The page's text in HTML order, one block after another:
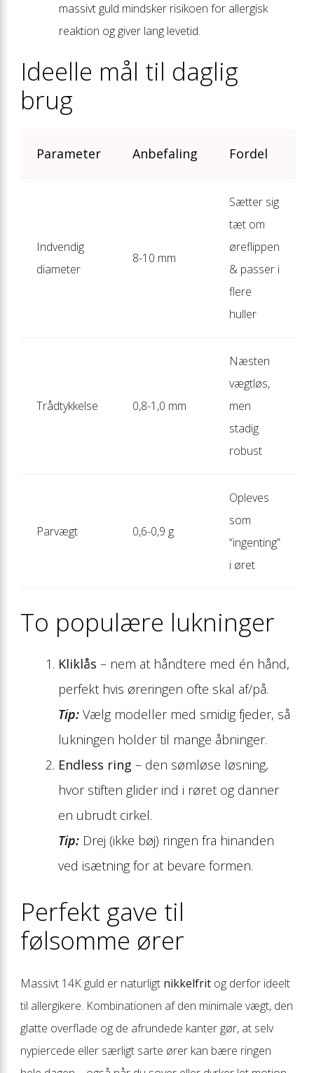
massivt guld mindsker risikoen for allergisk
reaktion og giver lang levetid.
Ideelle mål til daglig
brug
Parameter Anbefaling Fordel
Indvendig
diameter
8-10 mm
Sætter sig
tæt om
øreflippen
& passer i
flere
huller
Trådtykkelse 0,8-1,0 mm
Næsten
vægtløs,
men
stadig
robust
Parvægt 0,6-0,9 g
Opleves
som
“ingenting”
i øret
To populære lukninger
Kliklås – nem at håndtere med én hånd,
perfekt hvis øreringen ofte skal af/på.
Tip: Vælg modeller med smidig fjeder, så
lukningen holder til mange åbninger.
Endless ring – den sømløse løsning,
hvor stiften glider ind i røret og danner
en ubrudt cirkel.
Tip: Drej (ikke bøj) ringen fra hinanden
ved isætning for at bevare formen.
Perfekt gave til
følsomme ører
Massivt 14K guld er naturligt nikkelfrit og derfor ideelt
til allergikere. Kombinationen af den minimale vægt, den
glatte overflade og de afrundede kanter gør, at selv
nypiercede eller særligt sarte ører kan bære ringen